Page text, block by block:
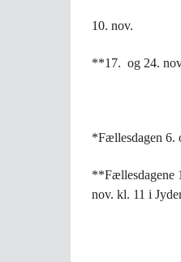
10. nov.
**17. og 24.
*Fællesdagen 6.
**Fællesdagene
nov. kl. 11 i